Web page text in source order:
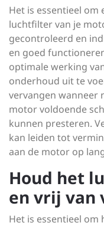
Het is essentieel
luchtfilter van je
gecontroleerd en
en goed
optimale werking
onderhoud uit te
vervangen wanneer
motor voldoende
kunnen presteren.
kan leiden tot
aan de motor op
Houd het
en vrij van
Het is essentieel